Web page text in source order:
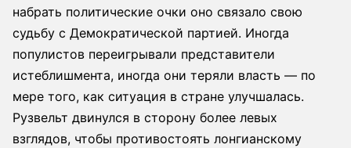
набрать политические очки оно связало свою
судьбу с Демократической партией. Иногда
популистов переигрывали представители
истеблишмента, иногда они теряли власть — по
мере того, как ситуация в стране улучшалась.
Рузвельт двинулся в сторону более левых
взглядов, чтобы противостоять лонгианскому